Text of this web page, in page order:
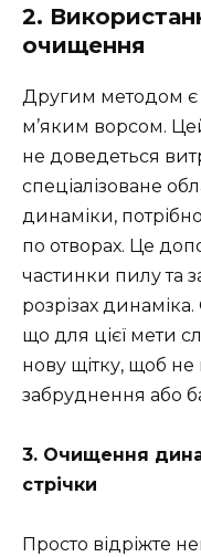
2.
очищення
Другим методом є
м’яким ворсом.
не доведеться
спеціалізоване
динаміки,
по отворах. Це
частинки пилу та
розрізах
що для цієї мети
нову щітку, щоб не
забруднення або
3. Очищення
стрічки
Просто відріжте